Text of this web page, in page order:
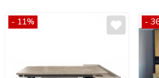
- 11% -